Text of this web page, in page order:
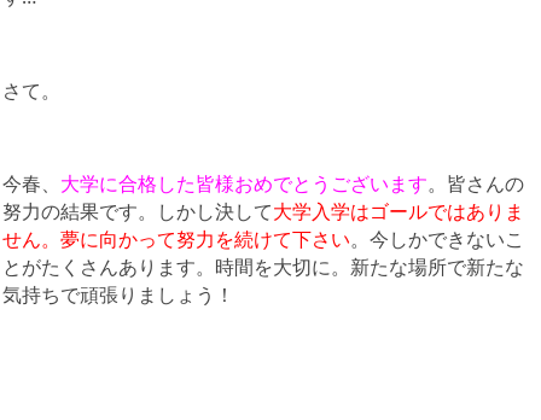
さて。
今春、 大学に合格した皆様おめでとうございます。皆さんの
努力の結果です。しかし決して大学入学はゴールではありま
せん。夢に向かって努力を続けて下さい。今しかできないこ
とがたくさんあります。時間を大切に。新たな場所で新たな
気持ちで頑張りましょう！